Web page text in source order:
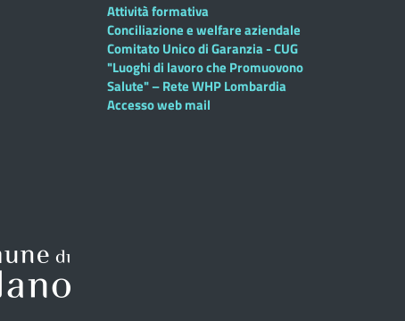
Attività formativa
Conciliazione e welfare aziendale
Comitato Unico di Garanzia - CUG
"Luoghi di lavoro che Promuovono
Salute" – Rete WHP Lombardia
Accesso web mail